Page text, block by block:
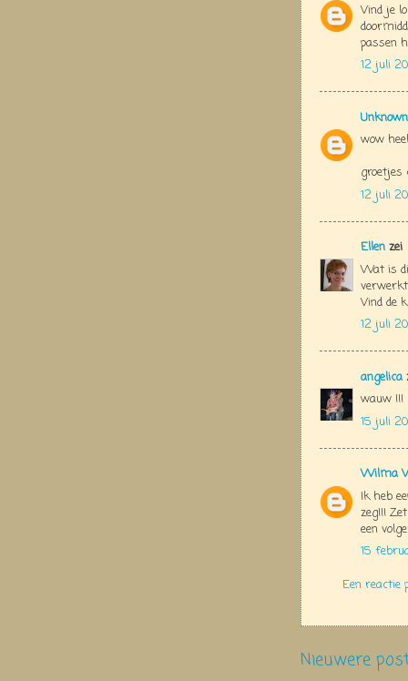
Vind je
passen
12 juli
Unknown
wow
groetjes
12 juli
Ellen zei
Wat is
Vind de
12 juli
angelica
wauw !!!
15 juli
Wilma
Ik heb
zeg!!!
een
15
Een reactie
Nieuwere